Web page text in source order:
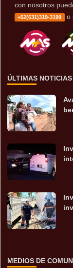
con nosotros
+52(631)319-3199 o
ÚLTIMAS NOTICIAS
MEDIOS DE